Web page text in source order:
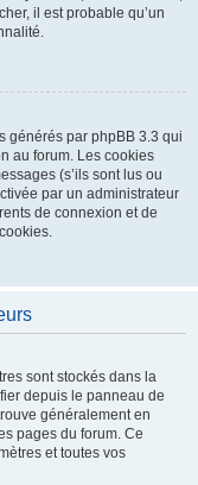
il est probable qu’un
générés par phpBB 3.3 qui
au forum. Les cookies
(s’ils sont lus ou
par un administrateur
de connexion et de
sont stockés dans la
depuis le panneau de
généralement en
pages du forum. Ce
et toutes vos